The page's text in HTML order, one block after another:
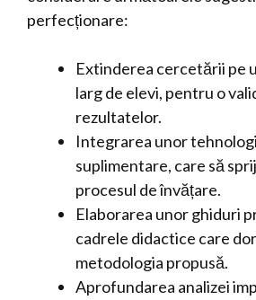
perfecționare:
Extinderea cercetării pe
larg de elevi, pentru o
rezultatelor.
Integrarea unor
suplimentare, care să
procesul de învățare.
Elaborarea unor ghiduri
cadrele didactice care
metodologia propusă.
Aprofundarea analizei